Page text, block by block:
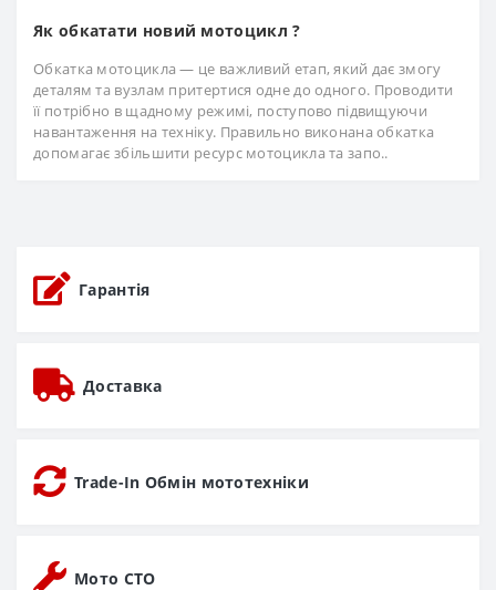
Як обкатати новий мотоцикл ?
Обкатка мотоцикла — це важливий етап, який дає змогу
деталям та вузлам притертися одне до одного. Проводити
її потрібно в щадному режимі, поступово підвищуючи
навантаження на техніку. Правильно виконана обкатка
допомагає збільшити ресурс мотоцикла та запо..
Гарантія
Доставка
Trade-In Обмін мототехніки
Мото СТО